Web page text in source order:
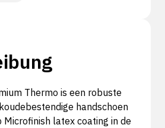
Thermo is een robuste
handschoen
latex coating in de